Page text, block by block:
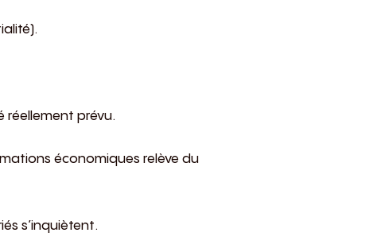
réellement prévu.
économiques relève du
s’inquiètent.